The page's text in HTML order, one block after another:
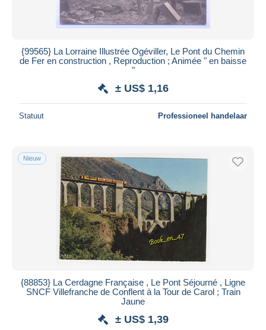
{99565} La Lorraine Illustrée Ogéviller, Le Pont du Chemin
de Fer en construction , Reproduction ; Animée " en baisse
"
± US$ 1,16
Statuut Professioneel handelaar
Nieuw
{88853} La Cerdagne Française , Le Pont Séjourné , Ligne
SNCF Villefranche de Conflent à la Tour de Carol ; Train
Jaune
± US$ 1,39